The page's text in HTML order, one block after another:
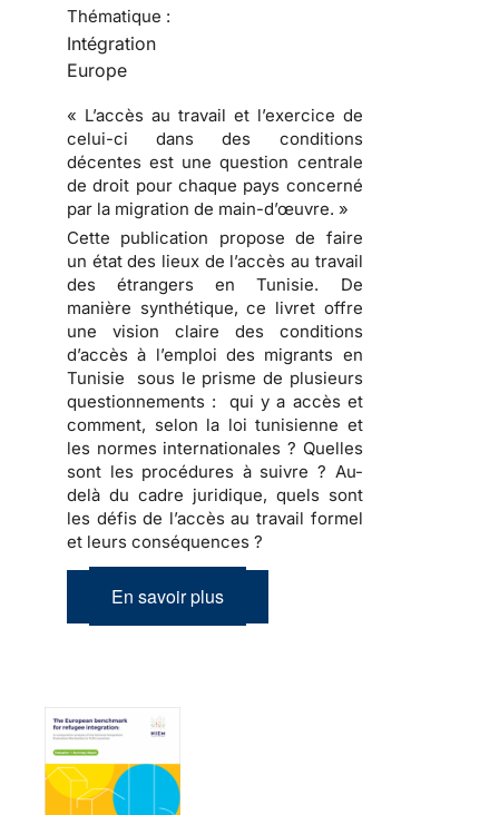
Thématique :
Intégration
Europe
« L’accès au travail et l’exercice de
celui-ci dans des conditions
décentes est une question centrale
de droit pour chaque pays concerné
par la migration de main-d’œuvre. »
Cette publication propose de faire
un état des lieux de l’accès au travail
des étrangers en Tunisie. De
manière synthétique, ce livret offre
une vision claire des conditions
d’accès à l’emploi des migrants en
Tunisie sous le prisme de plusieurs
questionnements : qui y a accès et
comment, selon la loi tunisienne et
les normes internationales ? Quelles
sont les procédures à suivre ? Au-
delà du cadre juridique, quels sont
les défis de l’accès au travail formel
et leurs conséquences ?
En savoir plus